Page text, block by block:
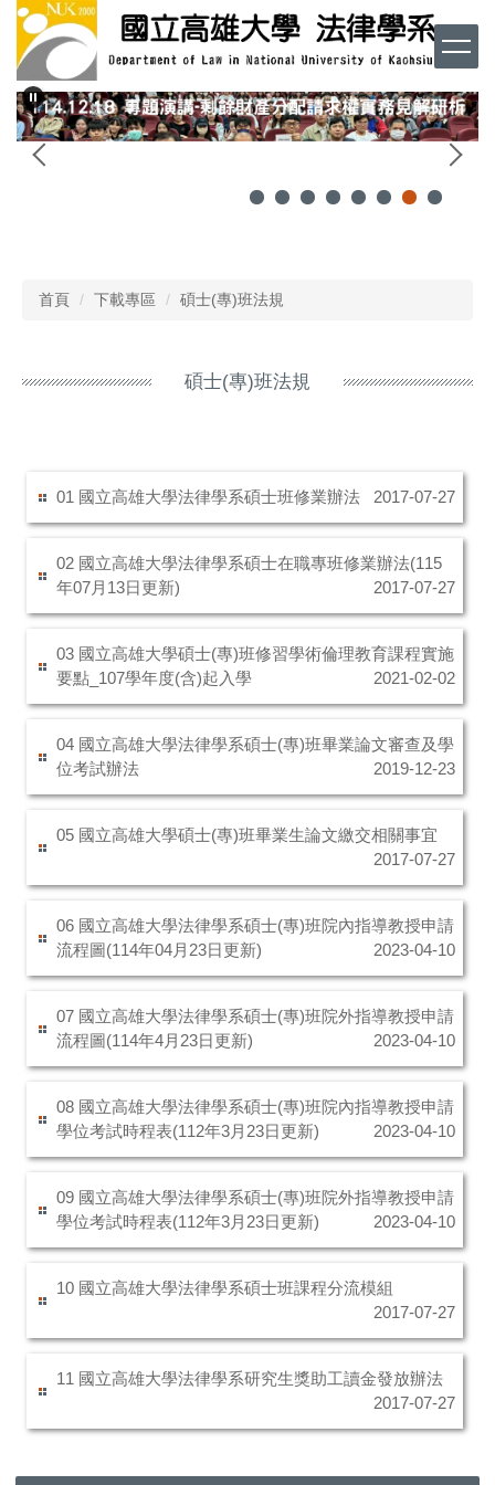
跳
主
要
內
容
首頁 下載專區 碩士(專)班法規
碩士(專)班法規
01 國立高雄大學法律學系碩士班修業辦法 2017-07-27
02 國立高雄大學法律學系碩士在職專班修業辦法(115
年07月13日更新)
2017-07-27
03 國立高雄大學碩士(專)班修習學術倫理教育課程實施
要點_107學年度(含)起入學
2021-02-02
04 國立高雄大學法律學系碩士(專)班畢業論文審查及學
位考試辦法
2019-12-23
05 國立高雄大學碩士(專)班畢業生論文繳交相關事宜
2017-07-27
06 國立高雄大學法律學系碩士(專)班院內指導教授申請
流程圖(114年04月23日更新)
2023-04-10
07 國立高雄大學法律學系碩士(專)班院外指導教授申請
流程圖(114年4月23日更新)
2023-04-10
08 國立高雄大學法律學系碩士(專)班院內指導教授申請
學位考試時程表(112年3月23日更新)
2023-04-10
09 國立高雄大學法律學系碩士(專)班院外指導教授申請
學位考試時程表(112年3月23日更新)
2023-04-10
10 國立高雄大學法律學系碩士班課程分流模組
2017-07-27
11 國立高雄大學法律學系研究生獎助工讀金發放辦法
2017-07-27